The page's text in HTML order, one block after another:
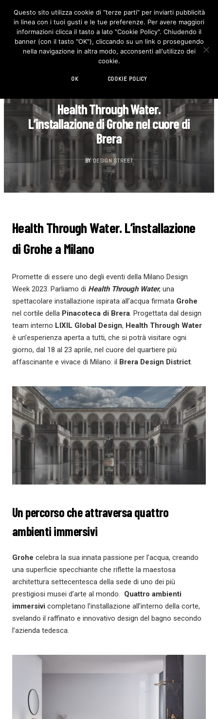
F
c
e
b
o
I
n
s
t
Health Through Water.
L’installazione di Grohe nel cuore di
Brera
BY DESIGN STREET
Health Through Water. L’installazione
di Grohe a Milano
Promette di essere uno degli eventi della Milano Design
Week 2023. Parliamo di Health Through Water, una
spettacolare installazione ispirata all’acqua firmata Grohe
nel cortile della Pinacoteca di Brera. Progettata dal design
team interno LIXIL Global Design, Health Through Water
è un’esperienza aperta a tutti, che si potrà visitare ogni
giorno, dal 18 al 23 aprile, nel cuore del quartiere più
affascinante e vivace di Milano: il Brera Design District.
Un percorso che attraversa quattro
ambienti immersivi
Grohe celebra la sua innata passione per l’acqua, creando
una superficie specchiante che riflette la maestosa
architettura settecentesca della sede di uno dei più
prestigiosi musei d’arte al mondo. Quattro ambienti
immersivi completano l’installazione all’interno della corte,
svelando il raffinato e innovativo design del bagno secondo
l’azienda tedesca.
Questo sito utilizza cookie di “terze parti” per inviarti pubblicità
in linea con i tuoi gusti e le tue preferenze. Per avere maggiori
informazioni clicca il tasto a lato "Cookie Policy". Chiudendo il
banner (con il tasto "OK"), cliccando su un link o proseguendo
nella navigazione in altra modo, acconsenti all'utilizzo dei
cookie.
OK COOKIE POLICY